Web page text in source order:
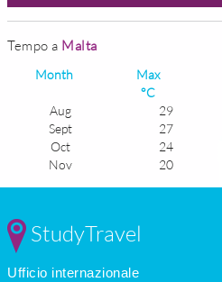
Tempo a Malta
Month
Max
°C
Aug
29
Sept
27
Oct
24
Nov
20
Mar
May
StudyTravel
Ufficio internazionale